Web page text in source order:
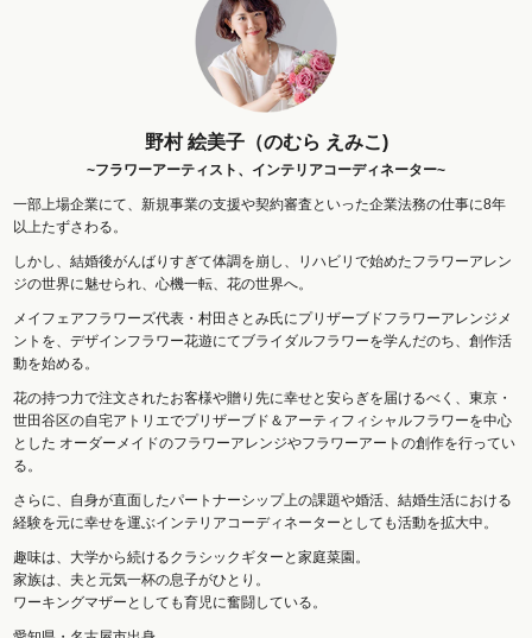
野村 絵美子（のむら えみこ)
~フラワーアーティスト、インテリアコーディネーター~
一部上場企業にて、新規事業の支援や契約審査といった企業法務の仕事に8年
以上たずさわる。
しかし、結婚後がんばりすぎて体調を崩し、リハビリで始めたフラワーアレン
ジの世界に魅せられ、心機一転、花の世界へ。
メイフェアフラワーズ代表・村田さとみ氏にプリザーブドフラワーアレンジメ
ントを、デザインフラワー花遊にてブライダルフラワーを学んだのち、創作活
動を始める。
花の持つ力で注文されたお客様や贈り先に幸せと安らぎを届けるべく、東京・
世田谷区の自宅アトリエでプリザーブド＆アーティフィシャルフラワーを中心
とした オーダーメイドのフラワーアレンジやフラワーアートの創作を行ってい
る。
さらに、自身が直面したパートナーシップ上の課題や婚活、結婚生活における
経験を元に幸せを運ぶインテリアコーディネーターとしても活動を拡大中。
趣味は、大学から続けるクラシックギターと家庭菜園。
家族は、夫と元気一杯の息子がひとり。
ワーキングマザーとしても育児に奮闘している。